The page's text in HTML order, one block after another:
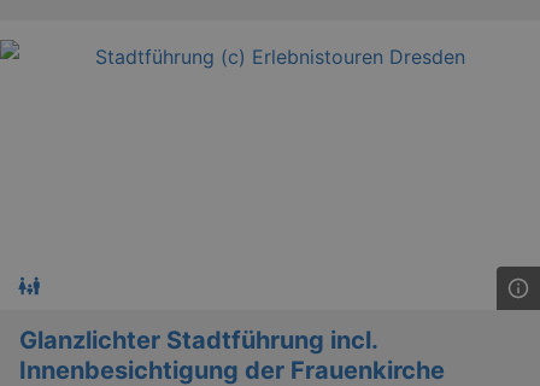
Glanzlichter Stadtführung incl.
Innenbesichtigung der Frauenkirche